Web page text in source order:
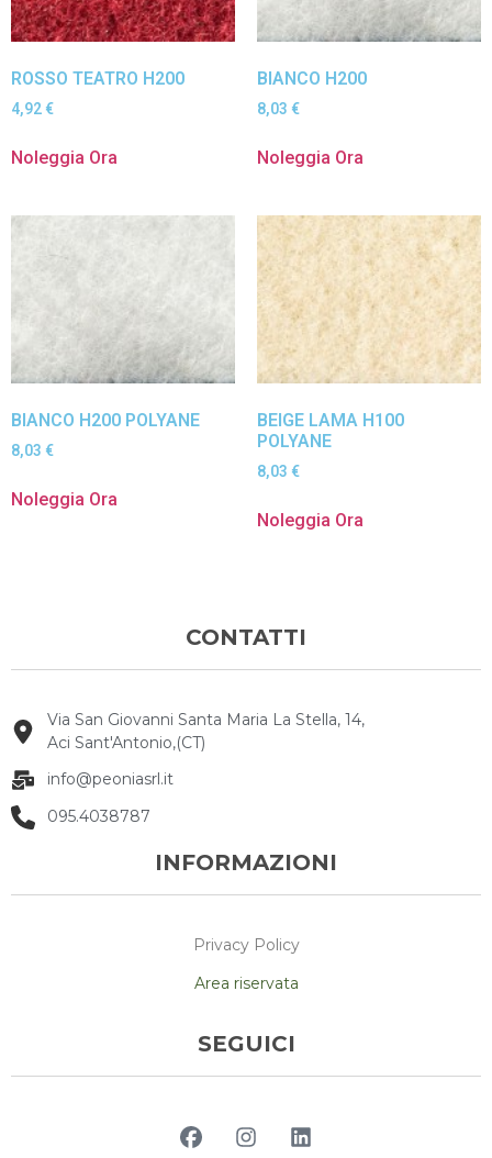
ROSSO TEATRO H200
4,92 €
Noleggia Ora
BIANCO H200
8,03 €
Noleggia Ora
BIANCO H200 POLYANE
8,03 €
Noleggia Ora
BEIGE LAMA H100
POLYANE
8,03 €
Noleggia Ora
CONTATTI
Via San Giovanni Santa Maria La Stella, 14,
Aci Sant'Antonio,(CT)
info@peoniasrl.it
095.4038787
INFORMAZIONI
Privacy Policy
Area riservata
SEGUICI